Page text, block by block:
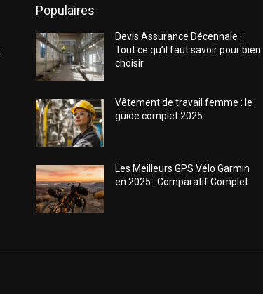
Populaires
Devis Assurance Décennale :
Tout ce qu’il faut savoir pour bien
choisir
Vêtement de travail femme : le
guide complet 2025
Les Meilleurs GPS Vélo Garmin
en 2025 : Comparatif Complet